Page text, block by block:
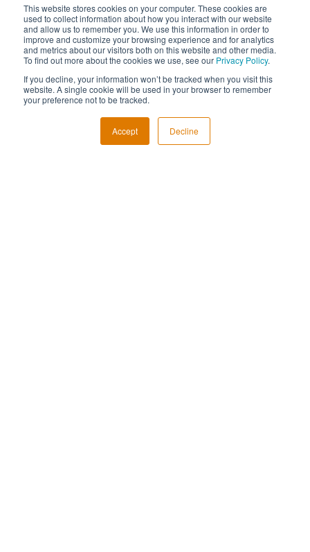
This website stores cookies on your computer. These cookies are
used to collect information about how you interact with our website
and allow us to remember you. We use this information in order to
improve and customize your browsing experience and for analytics
and metrics about our visitors both on this website and other media.
To find out more about the cookies we use, see our Privacy Policy.
If you decline, your information won’t be tracked when you visit this
website. A single cookie will be used in your browser to remember
your preference not to be tracked.
Accept Decline
Prelegenci